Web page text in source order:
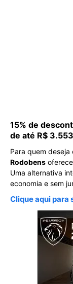
15% de
de até R$
Para quem
Rodobens oferece
Uma alternativa
economia e sem
Clique aqui para